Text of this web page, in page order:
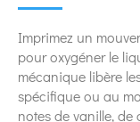
Imprimez un
pour oxygéner le
mécanique libère
spécifique ou au
notes de vanille, de